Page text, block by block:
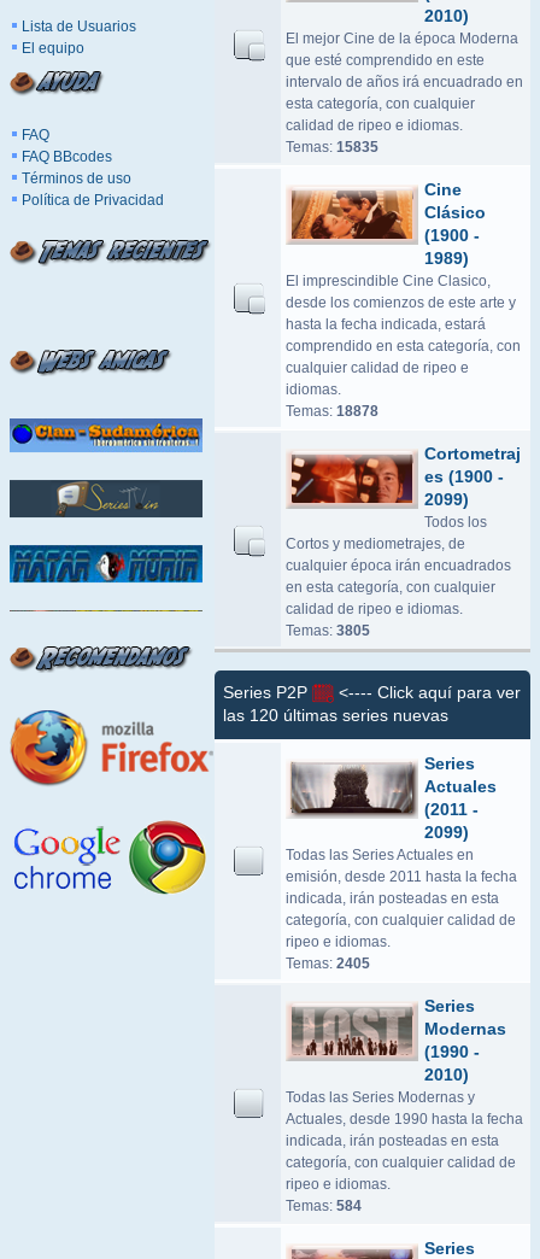
Lista de Usuarios
El equipo
FAQ
FAQ BBcodes
Términos de uso
Política de Privacidad
2010)
El mejor Cine de la época Moderna
que esté comprendido en este
intervalo de años irá encuadrado en
esta categoría, con cualquier
calidad de ripeo e idiomas.
Temas: 15835
Cine
Clásico
(1900 -
1989)
El imprescindible Cine Clasico,
desde los comienzos de este arte y
hasta la fecha indicada, estará
comprendido en esta categoría, con
cualquier calidad de ripeo e
idiomas.
Temas: 18878
Cortometraj
es (1900 -
2099)
Todos los
Cortos y mediometrajes, de
cualquier época irán encuadrados
en esta categoría, con cualquier
calidad de ripeo e idiomas.
Temas: 3805
Series P2P
<---- Click aquí para ver
las 120 últimas series nuevas
Series
Actuales
(2011 -
2099)
Todas las Series Actuales en
emisión, desde 2011 hasta la fecha
indicada, irán posteadas en esta
categoría, con cualquier calidad de
ripeo e idiomas.
Temas: 2405
Series
Modernas
(1990 -
2010)
Todas las Series Modernas y
Actuales, desde 1990 hasta la fecha
indicada, irán posteadas en esta
categoría, con cualquier calidad de
ripeo e idiomas.
Temas: 584
Series